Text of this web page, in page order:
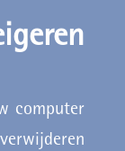
computer